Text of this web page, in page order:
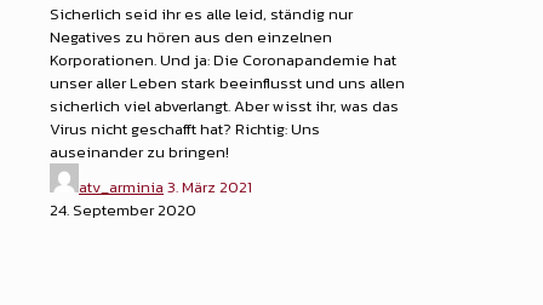
Sicherlich seid ihr es alle leid, ständig nur
Negatives zu hören aus den einzelnen
Korporationen. Und ja: Die Coronapandemie hat
unser aller Leben stark beeinflusst und uns allen
sicherlich viel abverlangt. Aber wisst ihr, was das
Virus nicht geschafft hat? Richtig: Uns
auseinander zu bringen!
atv_arminia 3. März 2021
24. September 2020